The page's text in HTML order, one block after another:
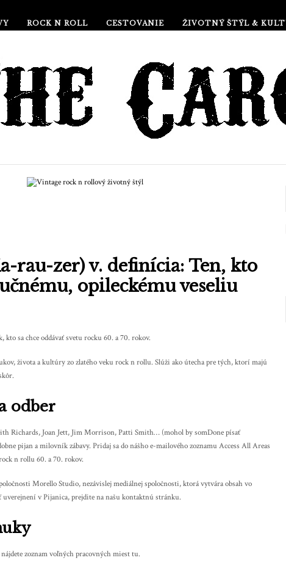
ROCK N ROLL CESTOVANIE ŽIVOTNÝ ŠTÝL &
rau-zer) v. definícia: Ten, kto
opileckému veseliu
sa chce oddávať svetu rocku 60. a 70. rokov.
života a kultúry zo zlatého veku rock n rollu. Slúži ako útecha pre tých, ktorí majú
odber
Richards, Joan Jett, Jim Morrison, Patti Smith… (mohol by somDone písať
pijan a milovník zábavy. Pridaj sa do nášho e-mailového zoznamu Access All Areas
n rollu 60. a 70. rokov.
Morello Studio, nezávislej mediálnej spoločnosti, ktorá vytvára obsah vo
uverejnení v Pijanica, prejdite na našu kontaktnú stránku.
zoznam voľných pracovných miest tu.